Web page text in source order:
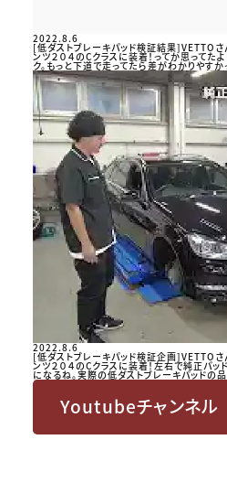
2022.8.6
[低ダストブレーキパッド検証結果]VETTOさ
ンツ２０４のCクラスに装着！ってか思ってた
ク。もっと下道で走ってたら差がわかりやすか
2022.8.6
[低ダストブレーキパッド検証企画]VETTOさ
ンツ２０４のCクラスに装着！左右で純正パッ
になるね。実際の低ダストブレーキパッドの品
Youtubeチャンネル